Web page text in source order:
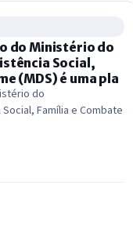
do Ministério do
Social,
(MDS) é uma pla
do
Família e Combate